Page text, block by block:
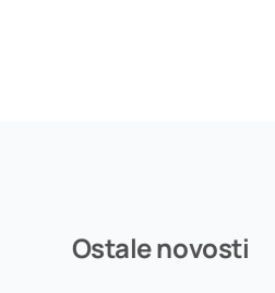
Ostale novosti